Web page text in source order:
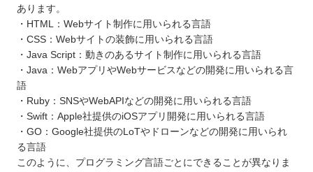
あります。
・HTML：Webサイト制作に用いられる言語
・CSS：Webサイトの装飾に用いられる言語
・Java Script：動きのあるサイト制作に用いられる言語
・Java：WebアプリやWebサービスなどの開発に用いられる言
語
・Ruby：SNSやWebAPIなどの開発に用いられる言語
・Swift：Apple社提供のiOSアプリ開発に用いられる言語
・GO：Google社提供のLoTやドローンなどの開発に用いられ
る言語
このように、プログラミング言語ごとにできることが異なりま